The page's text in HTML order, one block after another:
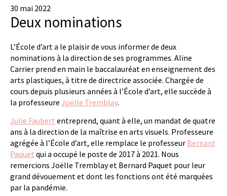
30 mai 2022
Deux nominations
L’École d’art a le plaisir de vous informer de deux
nominations à la direction de ses programmes. Aline
Carrier prend en main le baccalauréat en enseignement des
arts plastiques, à titre de directrice associée. Chargée de
cours depuis plusieurs années à l’École d’art, elle succède à
la professeure Joëlle Tremblay.
Julie Faubert entreprend, quant à elle, un mandat de quatre
ans à la direction de la maîtrise en arts visuels. Professeure
agrégée à l’École d’art, elle remplace le professeur Bernard
Paquet qui a occupé le poste de 2017 à 2021. Nous
remercions Joëlle Tremblay et Bernard Paquet pour leur
grand dévouement et dont les fonctions ont été marquées
par la pandémie.